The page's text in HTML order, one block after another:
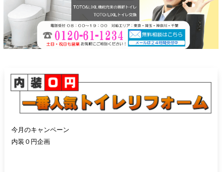
今月のキャンペーン
内装０円企画